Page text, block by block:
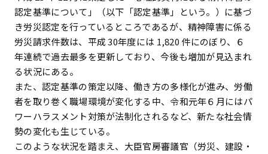
認定基準について」（以下「認定基準」という。）に基づ
き労災認定を行っているところであるが、精神障害に係る
労災請求件数は、平成 30年度には 1,820 件にのぼり、６
年連続で過去最多を更新しており、今後も増加が見込まれ
る状況にある。
また、認定基準の策定以降、働き方の多様化が進み、労働
者を取り巻く職場環境が変化する中、令和元年６月にはパ
ワーハラスメント対策が法制化されるなど、新たな社会情
勢の変化も生じている。
このような状況を踏まえ、大臣官房審議官（労災、建設・